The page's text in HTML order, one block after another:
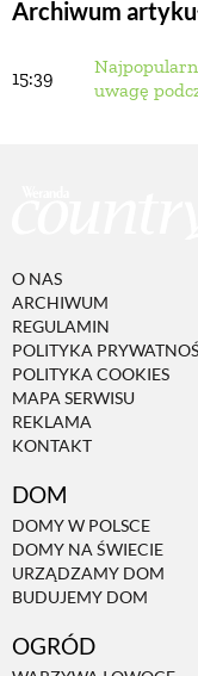
Archiwum
15:39
uwagę
O NAS
ARCHIWUM
REGULAMIN
POLITYKA
POLITYKA COOKIES
MAPA SERWISU
REKLAMA
KONTAKT
DOM
DOMY W POLSCE
DOMY NA ŚWIECIE
URZĄDZAMY DOM
BUDUJEMY DOM
OGRÓD